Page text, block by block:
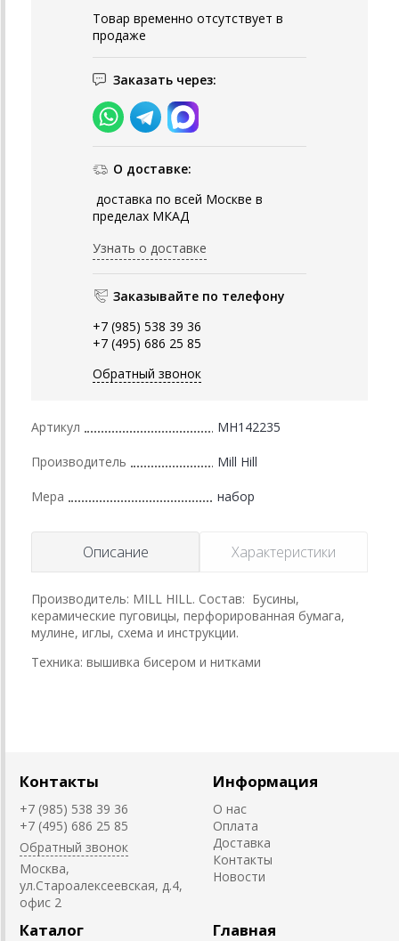
Товар временно отсутствует в
продаже
Заказать через:
О доставке:
доставка по всей Москве в
пределах МКАД
Узнать о доставке
Заказывайте по телефону
+7 (985) 538 39 36
+7 (495) 686 25 85
Обратный звонок
Артикул MH142235
Производитель Mill Hill
Мера набор
Описание Характеристики
Производитель: MILL HILL. Состав: Бусины,
керамические пуговицы, перфорированная бумага,
мулине, иглы, схема и инструкции.
Техника: вышивка бисером и нитками
Контакты
+7 (985) 538 39 36
+7 (495) 686 25 85
Обратный звонок
Москва,
ул.Староалексеевская, д.4,
офис 2
Информация
О нас
Оплата
Доставка
Контакты
Новости
Каталог Главная